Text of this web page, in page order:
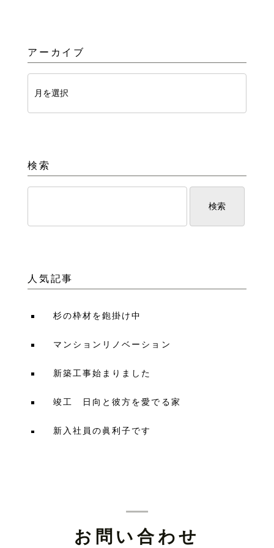
アーカイブ
検索
人気記事
杉の枠材を鉋掛け中
マンションリノベーション
新築工事始まりました
竣工 日向と彼方を愛でる家
新入社員の眞利子です
お問い合わせ